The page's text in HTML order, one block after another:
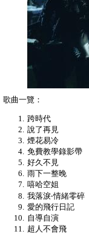
歌曲一覽：
跨時代
說了再見
煙花易冷
免費教學錄影帶
好久不見
雨下一整晚
嘻哈空姐
我落淚‧情緒零碎
愛的飛行日記
自導自演
超人不會飛